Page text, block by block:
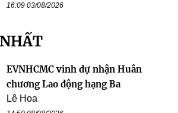
16:09 03/08/2026
EVNHCMC vinh dự nhận Huân
chương Lao động hạng Ba
Lê Hoa